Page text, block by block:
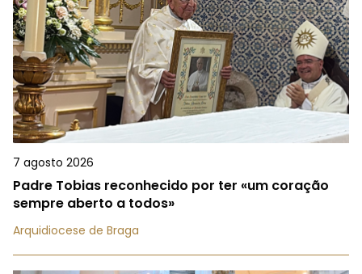
7 agosto 2026
Padre Tobias reconhecido por ter «um coração
sempre aberto a todos»
Arquidiocese de Braga